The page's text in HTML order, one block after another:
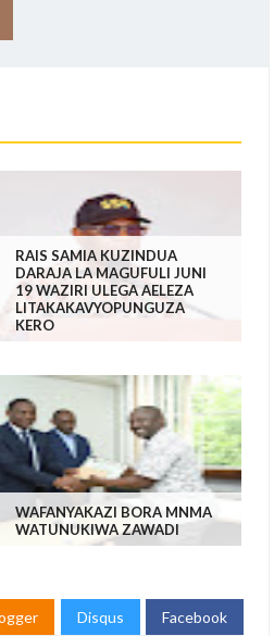
RAIS SAMIA KUZINDUA
DARAJA LA MAGUFULI JUNI
19 WAZIRI ULEGA AELEZA
LITAKAKAVYOPUNGUZA
KERO
WAFANYAKAZI BORA MNMA
WATUNUKIWA ZAWADI
Disqus Facebook